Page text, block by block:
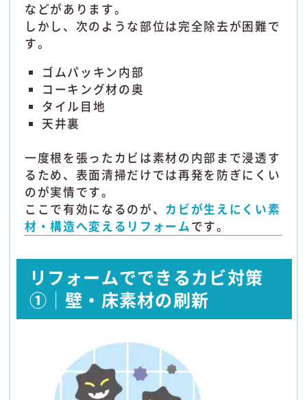
などがあります。
しかし、次のような部位は完全除去が困難で
す。
ゴムパッキン内部
コーキング材の奥
タイル目地
天井裏
一度根を張ったカビは素材の内部まで浸透す
るため、表面清掃だけでは再発を防ぎにくい
のが実情です。
ここで有効になるのが、 カビが生えにくい素
材・構造へ変えるリフォームです。
リフォームでできるカビ対策
①｜壁・床素材の刷新